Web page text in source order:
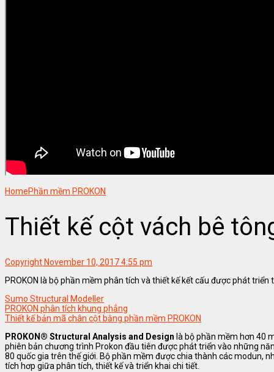
HomePhần mềm PROKON
Thiết kế cột vách bê
Copyright November 10, 2017 4:55 pm
PROKON là bộ phần mềm phân tích và thiết kế kết cấu được phát triển
Sumo Structural Modeller
PROKON phân tích khung phẳng
Thiết kế bản mã chân cột bằng phần mềm PROKON
PROKON® Structural Analysis and Design là bộ phần mềm hơn 40
phiên bản chương trình Prokon đầu tiên được phát triển vào những
80 quốc gia trên thế giới. Bộ phần mềm được chia thành các modun,
tích hơp giữa phân tích, thiết kế và triển khai chi tiết.